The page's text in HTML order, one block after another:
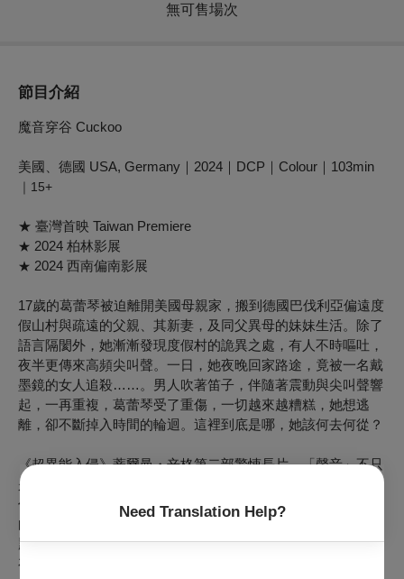
Need Translation Help?
無可售場次
節目介紹
魔音穿谷 Cuckoo
美國、德國 USA, Germany｜2024｜DCP｜Colour｜103min
｜15+
★ 臺灣首映 Taiwan Premiere
★ 2024 柏林影展
★ 2024 西南偏南影展
17歲的葛蕾琴被迫離開美國母親家，搬到德國巴伐利亞偏遠度
假山村與疏遠的父親、其新妻，及同父異母的妹妹生活。除了
語言隔閡外，她漸漸發現度假村的詭異之處，有人不時嘔吐，
夜半更傳來高頻尖叫聲。一日，她夜晚回家路途，竟被一名戴
墨鏡的女人追殺……。男人吹著笛子，伴隨著震動與尖叫聲響
起，一再重複，葛蕾琴受了重傷，一切越來越糟糕，她想逃
離，卻不斷掉入時間的輪迴。這裡到底是哪，她該何去何從？
《超異能入侵》蒂爾曼・辛格第二部驚悚長片，「聲音」不只
是敘事母題，更成為能操控影像，並存在其中的角色。八〇年
代的迷幻音樂，搭配聲音「震動」的影像效果和形成時間迴圈
的剪接，製造出同角色在度假村體會的封閉恐懼體。以原文標
題「布穀鳥」為隱喻，鳥的鳴音與繁殖特性，這是一場關於生
存與生殖權的血腥遊戲，以及隨之而來青春的死亡威脅。